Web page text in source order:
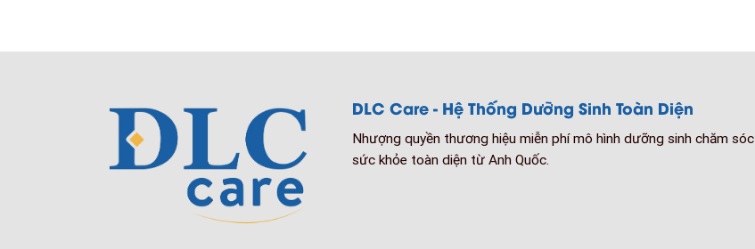
DLC Care - Hệ Thống Dưỡng Sinh Toàn Diện
Nhượng quyền thương hiệu miễn phí mô hình dưỡng sinh chăm sóc
sức khỏe toàn diện từ Anh Quốc.